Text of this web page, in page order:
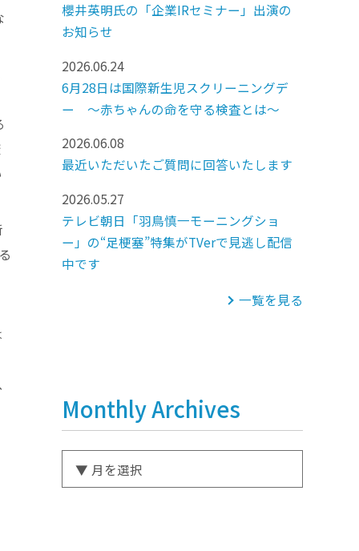
櫻井英明氏の「企業IRセミナー」出演の
お知らせ
2026.06.24
6月28日は国際新生児スクリーニングデ
ー ～赤ちゃんの命を守る検査とは～
2026.06.08
最近いただいたご質問に回答いたします
2026.05.27
テレビ朝日「羽鳥慎一モーニングショ
ー」の“足梗塞”特集がTVerで見逃し配信
中です
一覧を見る
Monthly Archives